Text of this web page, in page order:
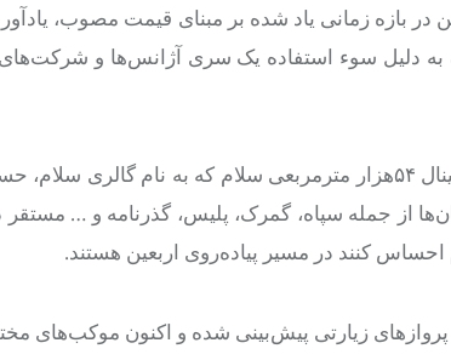
در بازه زمانی یاد شده بر مبنای قیمت مصوب،
دلیل سوء استفاده یک سری آژانس‌ها و شرکت‌های
چلندری در ادامه بیان‌داشت: ترمینال ۵۴هزار مترمربعی سلام
از جمله سپاه، گمرک، پلیس، گذرنامه و …
احساس کنند در مسیر پیاده‌روی اربعین هستند.
زیارتی پیش‌بینی شده و اکنون موکب‌های